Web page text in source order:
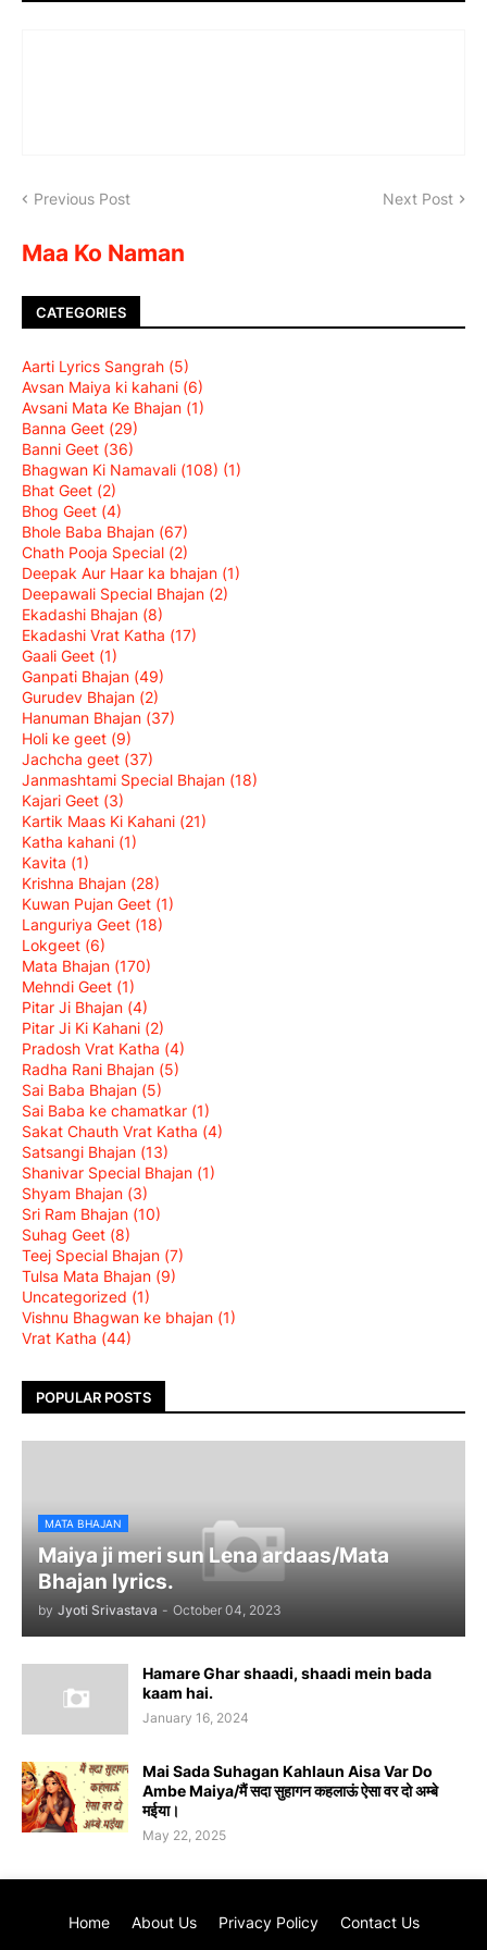
Previous Post Next Post
Maa Ko Naman
CATEGORIES
Aarti Lyrics Sangrah (5)
Avsan Maiya ki kahani (6)
Avsani Mata Ke Bhajan (1)
Banna Geet (29)
Banni Geet (36)
Bhagwan Ki Namavali (108) (1)
Bhat Geet (2)
Bhog Geet (4)
Bhole Baba Bhajan (67)
Chath Pooja Special (2)
Deepak Aur Haar ka bhajan (1)
Deepawali Special Bhajan (2)
Ekadashi Bhajan (8)
Ekadashi Vrat Katha (17)
Gaali Geet (1)
Ganpati Bhajan (49)
Gurudev Bhajan (2)
Hanuman Bhajan (37)
Holi ke geet (9)
Jachcha geet (37)
Janmashtami Special Bhajan (18)
Kajari Geet (3)
Kartik Maas Ki Kahani (21)
Katha kahani (1)
Kavita (1)
Krishna Bhajan (28)
Kuwan Pujan Geet (1)
Languriya Geet (18)
Lokgeet (6)
Mata Bhajan (170)
Mehndi Geet (1)
Pitar Ji Bhajan (4)
Pitar Ji Ki Kahani (2)
Pradosh Vrat Katha (4)
Radha Rani Bhajan (5)
Sai Baba Bhajan (5)
Sai Baba ke chamatkar (1)
Sakat Chauth Vrat Katha (4)
Satsangi Bhajan (13)
Shanivar Special Bhajan (1)
Shyam Bhajan (3)
Sri Ram Bhajan (10)
Suhag Geet (8)
Teej Special Bhajan (7)
Tulsa Mata Bhajan (9)
Uncategorized (1)
Vishnu Bhagwan ke bhajan (1)
Vrat Katha (44)
POPULAR POSTS
MATA BHAJAN
Maiya ji meri sun Lena ardaas/Mata
Bhajan lyrics.
by Jyoti Srivastava - October 04, 2023
Hamare Ghar shaadi, shaadi mein bada
kaam hai.
January 16, 2024
Mai Sada Suhagan Kahlaun Aisa Var Do
Ambe Maiya/मैं सदा सुहागन कहलाऊं ऐसा वर दो अम्बे
मईया।
May 22, 2025
Home About Us Privacy Policy Contact Us